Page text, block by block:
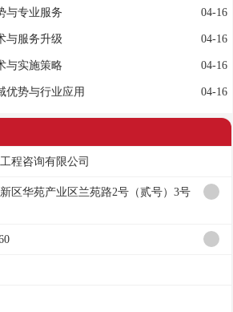
04-16
与专业服务
04-16
与服务升级
04-16
与实施策略
04-16
优势与行业应用
程咨询有限公司
区华苑产业区兰苑路2号（贰号）3号